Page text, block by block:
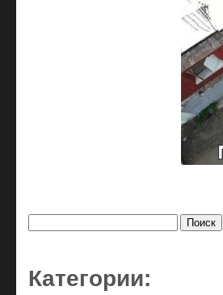
Категории: